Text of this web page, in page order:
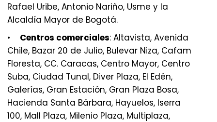
Rafael Uribe, Antonio Nariño, Usme y la
Alcaldía Mayor de Bogotá.
• Centros comerciales: Altavista, Avenida
Chile, Bazar 20 de Julio, Bulevar Niza, Cafam
Floresta, CC. Caracas, Centro Mayor, Centro
Suba, Ciudad Tunal, Diver Plaza, El Edén,
Galerías, Gran Estación, Gran Plaza Bosa,
Hacienda Santa Bárbara, Hayuelos, Iserra
100, Mall Plaza, Milenio Plaza, Multiplaza,